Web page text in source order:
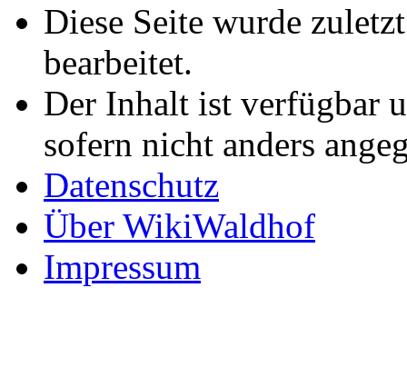
Diese Seite wurde
bearbeitet.
Der Inhalt ist verfügbar
sofern nicht anders
Datenschutz
Über WikiWaldhof
Impressum